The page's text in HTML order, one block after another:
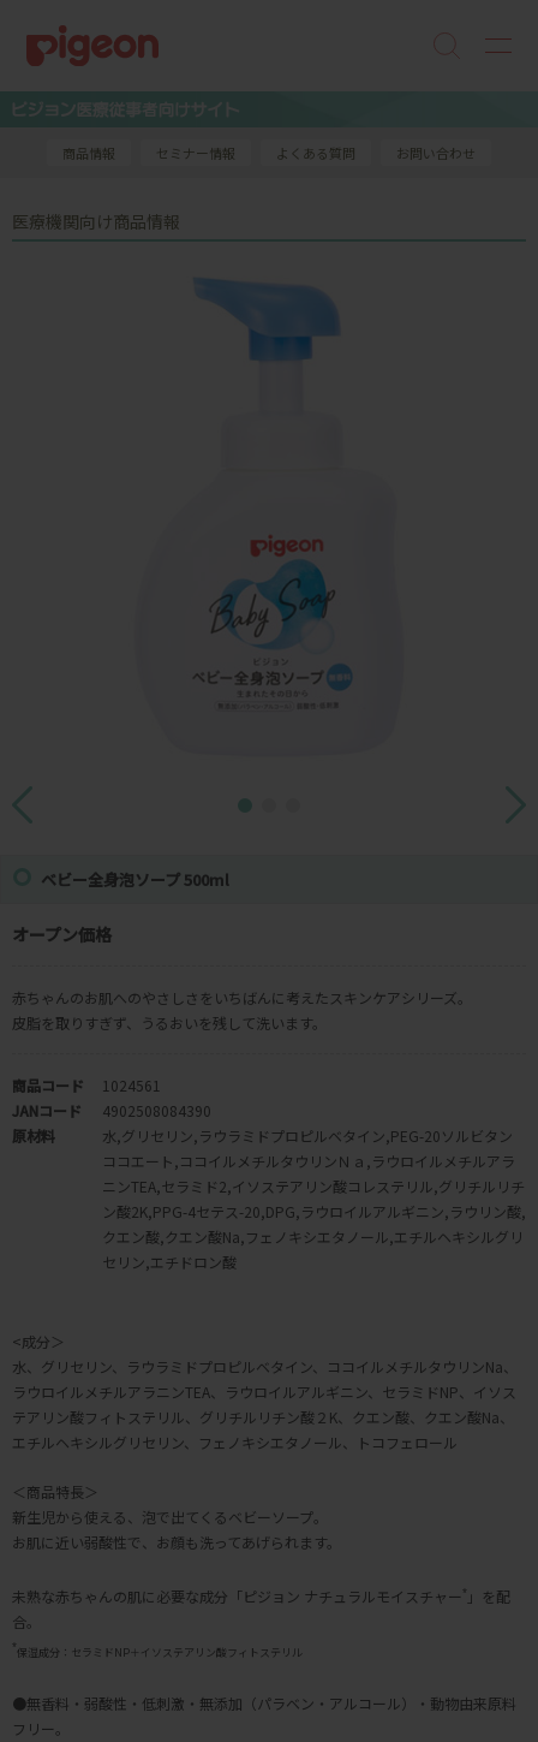
商品情報 セミナー情報 よくある質問 お問い合わせ
医療機関向け商品情報
ベビー全身泡ソープ 500ml
オープン価格
赤ちゃんのお肌へのやさしさをいちばんに考えたスキンケアシリーズ。
皮脂を取りすぎず、うるおいを残して洗います。
商品コード
1024561
JANコード
4902508084390
原材料
水,グリセリン,ラウラミドプロピルベタイン,PEG-20ソルビタン
ココエート,ココイルメチルタウリンＮａ,ラウロイルメチルアラ
ニンTEA,セラミド2,イソステアリン酸コレステリル,グリチルリチ
ン酸2K,PPG-4セテス-20,DPG,ラウロイルアルギニン,ラウリン酸,
クエン酸,クエン酸Na,フェノキシエタノール,エチルヘキシルグリ
セリン,エチドロン酸
<成分＞
水、グリセリン、ラウラミドプロピルベタイン、ココイルメチルタウリンNa、
ラウロイルメチルアラニンTEA、ラウロイルアルギニン、セラミドNP、イソス
テアリン酸フィトステリル、グリチルリチン酸２K、クエン酸、クエン酸Na、
エチルヘキシルグリセリン、フェノキシエタノール、トコフェロール
＜商品特長＞
新生児から使える、泡で出てくるベビーソープ。
お肌に近い弱酸性で、お顔も洗ってあげられます。
未熟な赤ちゃんの肌に必要な成分「ピジョン ナチュラルモイスチャー * 」を配
合。
*保湿成分：セラミドNP＋イソステアリン酸フィトステリル
●無香料・弱酸性・低刺激・無添加（パラベン・アルコール）・動物由来原料
フリー。